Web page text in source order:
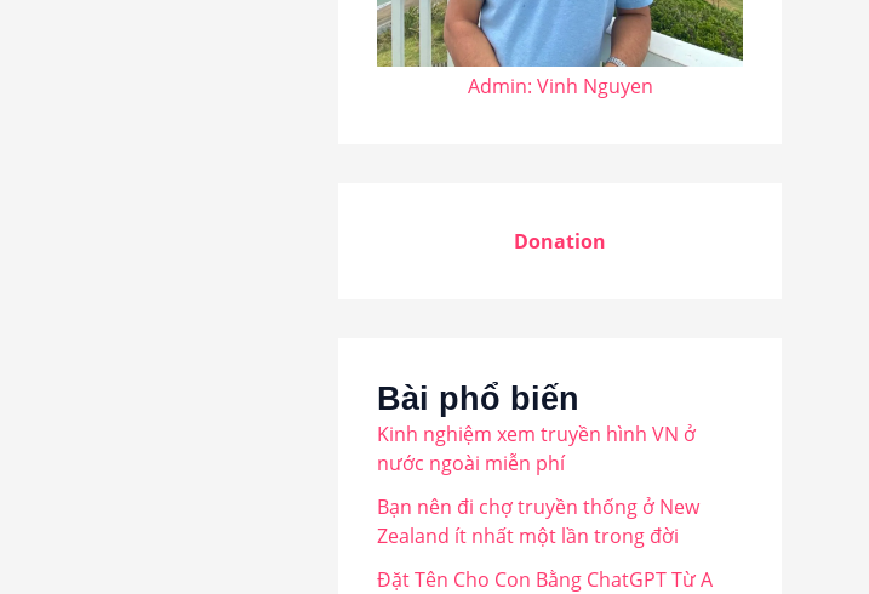
Admin: Vinh Nguyen
Donation
Bài phổ biến
Kinh nghiệm xem truyền hình VN ở
nước ngoài miễn phí
Bạn nên đi chợ truyền thống ở New
Zealand ít nhất một lần trong đời
Đặt Tên Cho Con Bằng ChatGPT Từ A